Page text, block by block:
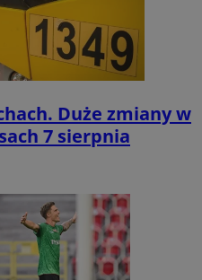
Duże zmiany w
7 sierpnia